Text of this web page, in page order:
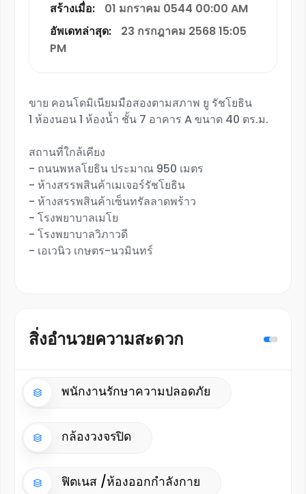
สร้างเมื่อ:
01 มกราคม 0544 00:00 AM
อัพเดทล่าสุด:
23 กรกฎาคม 2568 15:05
PM
ขาย คอนโดมิเนียมมือสองตามสภาพ ยู รัชโยธิน
1 ห้องนอน 1 ห้องน้ำ ชั้น 7 อาคาร A ขนาด 40 ตร.ม.
สถานที่ใกล้เคียง
- ถนนพหลโยธิน ประมาณ 950 เมตร
- ห้างสรรพสินค้าเมเจอร์รัชโยธิน
- ห้างสรรพสินค้าเซ็นทรัลลาดพร้าว
- โรงพยาบาลเมโย
- โรงพยาบาลวิภาวดี
- เอเวนิว เกษตร-นวมินทร์
สิ่งอำนวยความสะดวก
พนักงานรักษาความปลอดภัย
กล้องวงจรปิด
ฟิตเนส /ห้องออกกำลังกาย